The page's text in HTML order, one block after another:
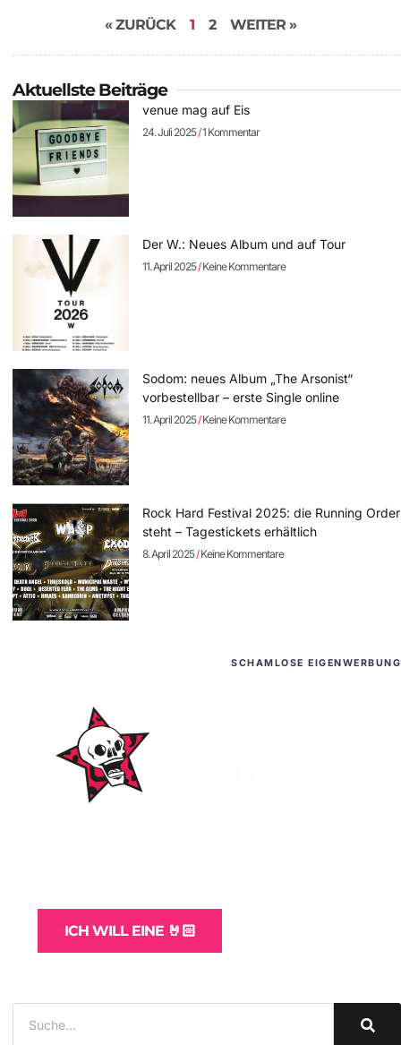
« ZURÜCK 1 2 WEITER »
Aktuellste Beiträge
venue mag auf Eis
24. Juli 2025 1 Kommentar
Der W.: Neues Album und auf Tour
11. April 2025 Keine Kommentare
Sodom: neues Album „The Arsonist“
vorbestellbar – erste Single online
11. April 2025 Keine Kommentare
Rock Hard Festival 2025: die Running Order
steht – Tagestickets erhältlich
8. April 2025 Keine Kommentare
SCHAMLOSE EIGENWERBUNG
ICH WILL EINE 🤘🏻